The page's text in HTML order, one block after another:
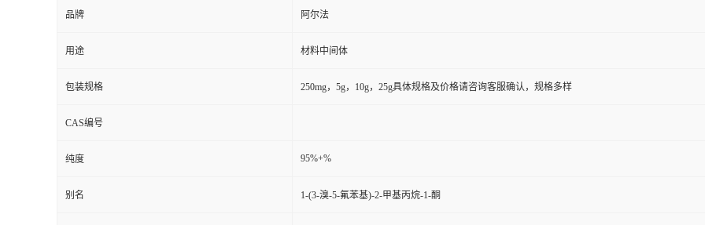
品牌 阿尔法
用途 材料中间体
包装规格 250mg，5g，10g，25g具体规格及价格请咨询客服确认，规格多样
CAS编号
纯度 95%+%
别名 1-(3-溴-5-氟苯基)-2-甲基丙烷-1-酮